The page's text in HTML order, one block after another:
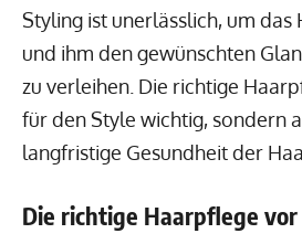
Styling ist unerlässlich, um das
und ihm den gewünschten
zu verleihen. Die richtige
für den Style wichtig, sondern
langfristige Gesundheit der
Die richtige Haarpflege